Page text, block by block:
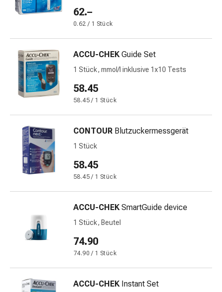
Wundbehandlung
Wundsprays
-
kleber
Ziehsalbe
Tupfer
und
Augen
Ohrenbeschwerden
Augentropfen
Augenentzündungen
Augenverbände
Augenhygiene
Herz
&
Kreislauf
Herztherapie
Kreislaufbeschwerden
62.–
0.62 / 1 Stück
ACCU-CHEK Guide Set
1 Stück, mmol/l inklusive 1x10 Tests
58.45
58.45 / 1 Stück
CONTOUR Blutzuckermessgerät
1 Stück
58.45
58.45 / 1 Stück
ACCU-CHEK SmartGuide device
1 Stück, Beutel
74.90
74.90 / 1 Stück
ACCU-CHEK Instant Set